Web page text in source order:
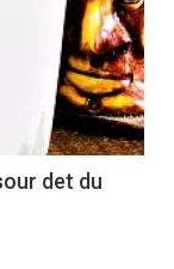
det du